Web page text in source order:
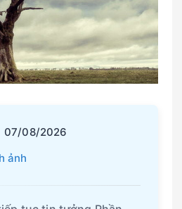
07/08/2026
ảnh